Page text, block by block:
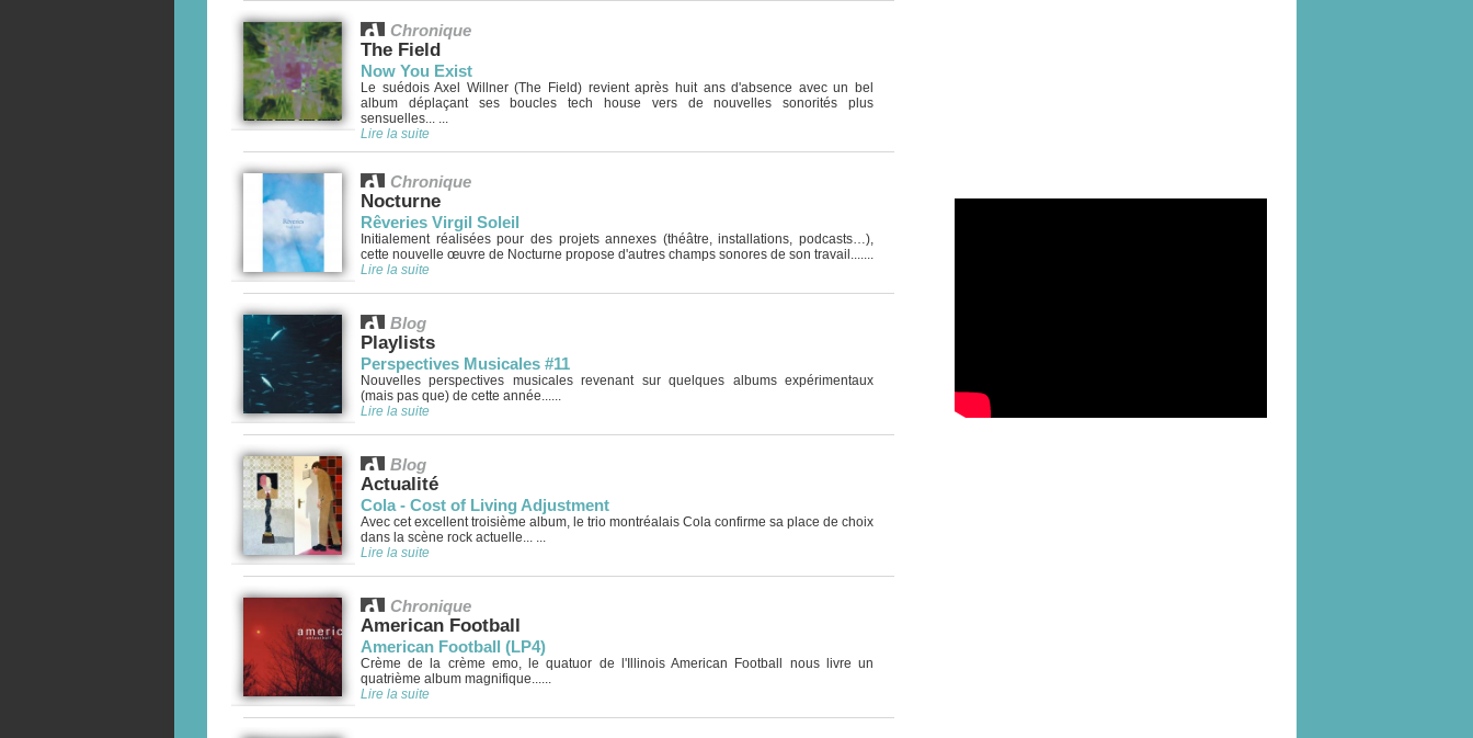
Chronique
The Field
Now You Exist
Le suédois Axel Willner (The Field) revient après huit ans d'absence avec un bel
album déplaçant ses boucles tech house vers de nouvelles sonorités plus
sensuelles... ...
Lire la suite
Chronique
Nocturne
Rêveries Virgil Soleil
Initialement réalisées pour des projets annexes (théâtre, installations, podcasts…),
cette nouvelle œuvre de Nocturne propose d'autres champs sonores de son travail.......
Lire la suite
Blog
Playlists
Perspectives Musicales #11
Nouvelles perspectives musicales revenant sur quelques albums expérimentaux
(mais pas que) de cette année......
Lire la suite
Blog
Actualité
Cola - Cost of Living Adjustment
Avec cet excellent troisième album, le trio montréalais Cola confirme sa place de choix
dans la scène rock actuelle... ...
Lire la suite
Chronique
American Football
American Football (LP4)
Crème de la crème emo, le quatuor de l'Illinois American Football nous livre un
quatrième album magnifique......
Lire la suite